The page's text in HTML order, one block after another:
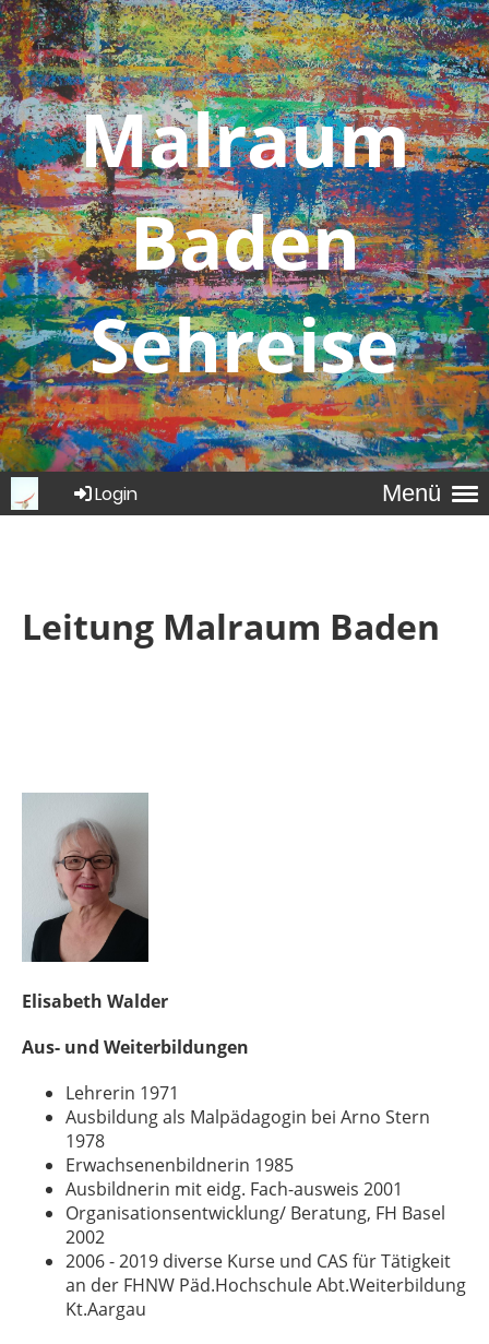
Malraum
Baden
Sehreise
Menü
Login
Leitung Malraum Baden
Elisabeth Walder
Aus- und Weiterbildungen
Lehrerin 1971
Ausbildung als Malpädagogin bei Arno Stern
1978
Erwachsenenbildnerin 1985
Ausbildnerin mit eidg. Fach-ausweis 2001
Organisationsentwicklung/ Beratung, FH Basel
2002
2006 - 2019 diverse Kurse und CAS für Tätigkeit
an der FHNW Päd.Hochschule Abt.Weiterbildung
Kt.Aargau